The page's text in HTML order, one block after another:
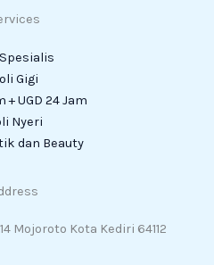
Gigi
+ UGD 24 Jam
Nyeri
dan Beauty
Mojoroto Kota Kediri 64112